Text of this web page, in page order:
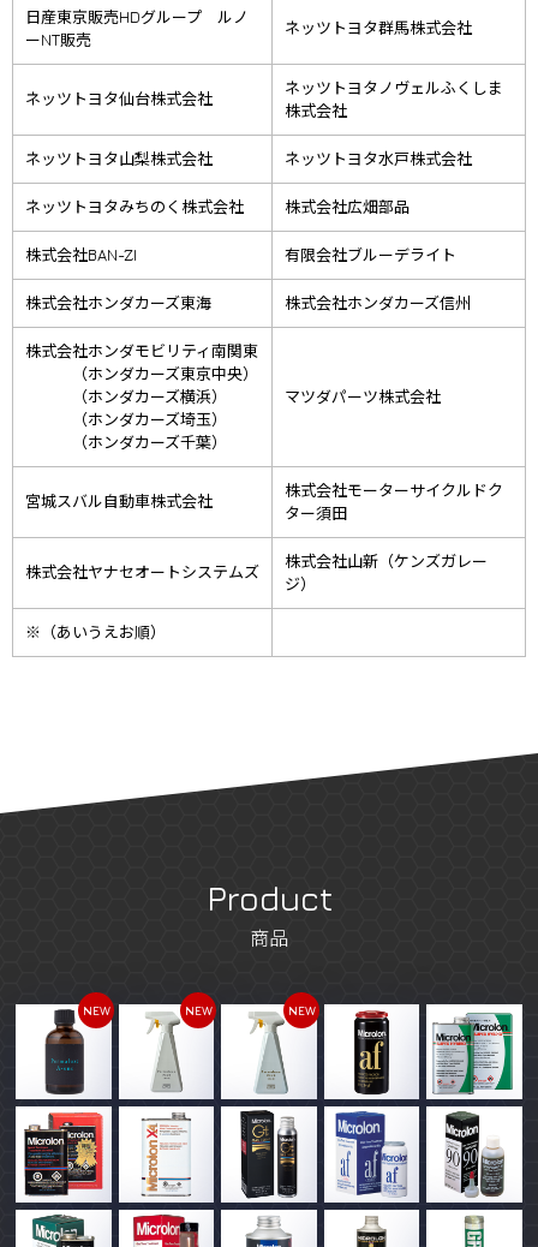
日産東京販売HDグループ ルノ
ーNT販売
ネッツトヨタ群馬株式会社
ネッツトヨタ仙台株式会社
ネッツトヨタノヴェルふくしま
株式会社
ネッツトヨタ山梨株式会社 ネッツトヨタ水戸株式会社
ネッツトヨタみちのく株式会社 株式会社広畑部品
株式会社BAN-ZI 有限会社ブルーデライト
株式会社ホンダカーズ東海 株式会社ホンダカーズ信州
株式会社ホンダモビリティ南関東
（ホンダカーズ東京中央）
（ホンダカーズ横浜）
（ホンダカーズ埼玉）
（ホンダカーズ千葉）
マツダパーツ株式会社
宮城スバル自動車株式会社
株式会社モーターサイクルドク
ター須田
株式会社ヤナセオートシステムズ
株式会社山新（ケンズガレー
ジ）
※（あいうえお順）
Product
商品